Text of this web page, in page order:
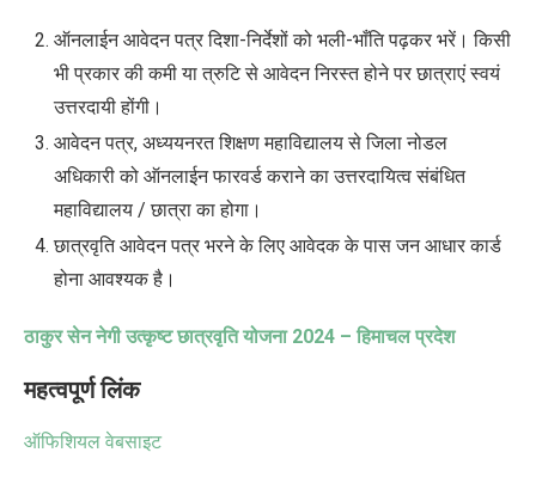
ऑनलाईन आवेदन पत्र दिशा-निर्देशों को भली-भाँति पढ़कर भरें। किसी
भी प्रकार की कमी या त्रुटि से आवेदन निरस्त होने पर छात्राएं स्वयं
उत्तरदायी होंगी।
आवेदन पत्र, अध्ययनरत शिक्षण महाविद्यालय से जिला नोडल
अधिकारी को ऑनलाईन फारवर्ड कराने का उत्तरदायित्व संबंधित
महाविद्यालय / छात्रा का होगा।
छात्रवृति आवेदन पत्र भरने के लिए आवेदक के पास जन आधार कार्ड
होना आवश्यक है।
ठाकुर सेन नेगी उत्कृष्ट छात्रवृति योजना 2024 – हिमाचल प्रदेश
महत्वपूर्ण लिंक
ऑफिशियल वेबसाइट